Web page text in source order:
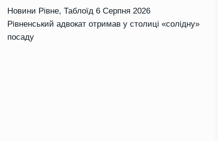
Новини Рівне, Таблоїд 6 Серпня 2026
Рівненський адвокат отримав у столиці «солідну»
посаду